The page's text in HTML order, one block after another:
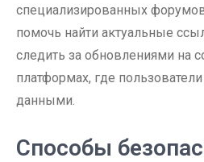
специализированных
помочь найти актуальные
следить за обновлениями на
платформах, где
данными.
Способы